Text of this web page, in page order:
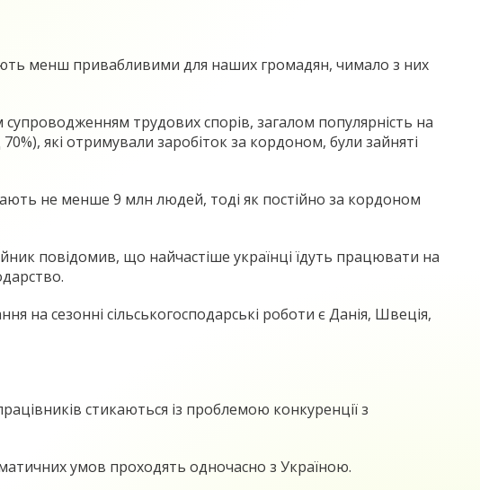
менш привабливими для наших громадян, чимало з них
трудових спорів, загалом популярність на
які отримували заробіток за кордоном, були зайняті
не менше 9 млн людей, тоді як постійно за кордоном
повідомив, що найчастіше українці їдуть працювати на
сезонні сільськогосподарські роботи є Данія, Швеція,
стикаються із проблемою конкуренції з
умов проходять одночасно з Україною.